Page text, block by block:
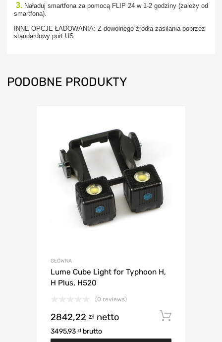
3. Naładuj smartfona za pomocą FLIP 24 w 1-2 godziny (zależy od
smartfona).
INNE OPCJE ŁADOWANIA: Z dowolnego źródła zasilania poprzez
standardowy port US
PODOBNE PRODUKTY
GŁÓWNA
Lume Cube Light for Typhoon H,
H Plus, H520
(0 reviews)
2842,22 zł netto
3495,93 zł brutto